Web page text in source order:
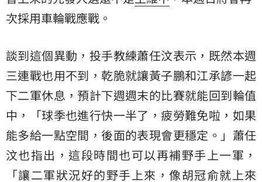
次採用車輪戰應戰。
談到這個異動，投手教練蕭任汶表示，既然本週
三連戰也用不到，乾脆就讓黃子鵬和江承諺一起
下二軍休息，預計下週週末的比賽就能回到輪值
中，「球季也進行快一半了，疲勞難免啦，如果
能多給一點空間，後面的表現會更穩定。」蕭任
汶也指出，這段時間也可以再補野手上一軍，
「讓二軍狀況好的野手上來，像胡冠俞就上來